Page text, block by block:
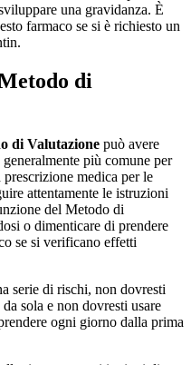
una gravidanza. È
farmaco se si è richiesto un
di
di Valutazione può avere
più comune per
medica per le
attentamente le istruzioni
del Metodo di
o dimenticare di prendere
se si verificano effetti
serie di rischi, non dovresti
da sola e non dovresti usare
ogni giorno dalla prima